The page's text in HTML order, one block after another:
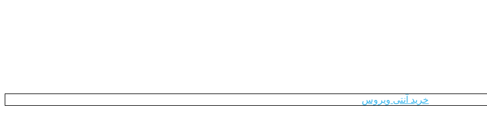
خرید آنتی ویروس